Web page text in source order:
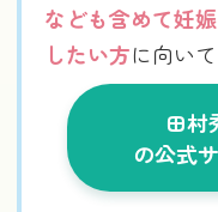
なども含めて妊
したい方に向いて
田村
の公式